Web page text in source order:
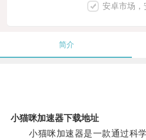
安卓市场，
简介
小猫咪加速器下载地址
小猫咪加速器是一款通过科学